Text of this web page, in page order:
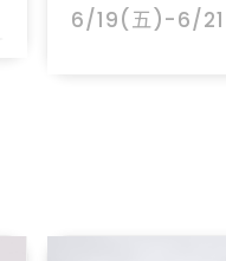
6/19(五)-6/21(